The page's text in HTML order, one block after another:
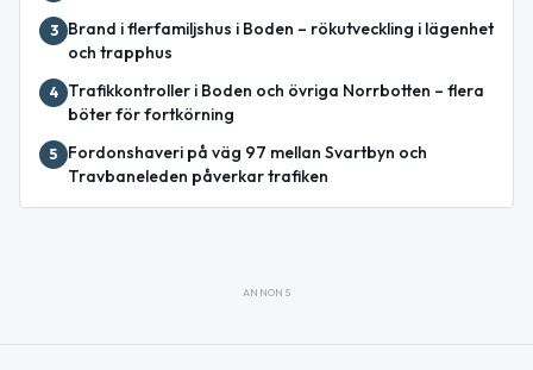
3
Brand i flerfamiljshus i Boden – rökutveckling i lägenhet
och trapphus
4
Trafikkontroller i Boden och övriga Norrbotten – flera
böter för fortkörning
5
Fordonshaveri på väg 97 mellan Svartbyn och
Travbaneleden påverkar trafiken
ANNONS